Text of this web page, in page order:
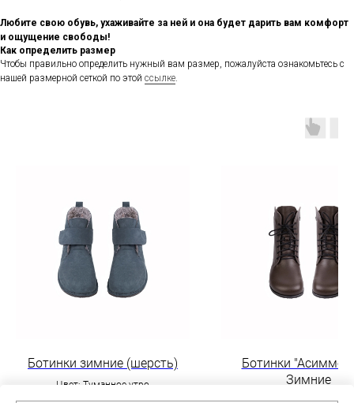
Любите свою обувь, ухаживайте за ней и она будет дарить вам комфорт
и ощущение свободы!
Как определить размер
Чтобы правильно определить нужный вам размер, пожалуйста ознакомьтесь с
нашей размерной сеткой по этой ссылке.
Ботинки зимние (шерсть)
Цвет: Туманное утро
Ботинки
Зимние